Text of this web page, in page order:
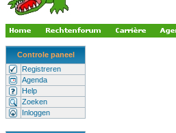
Controle paneel
Registreren
Agenda
Help
Zoeken
Inloggen